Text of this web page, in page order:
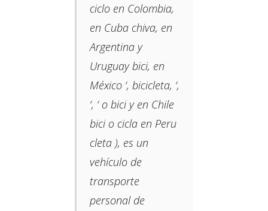
ciclo​ en Colombia,​
en Cuba chiva, en
Argentina y
Uruguay bici, en
México ‘, bicicleta, ‘,
‘, ‘ o bici y en Chile
bici o cicla en Peru
cleta ​​), es un
vehículo de
transporte
personal de